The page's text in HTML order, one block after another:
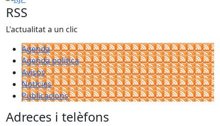
RSS
L'actualitat a un clic
Agenda
Agenda política
Avisos
Notícies
Publicacions
Adreces i telèfons